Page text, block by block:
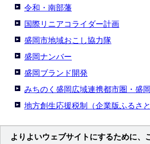
令和・南部藩
国際リニアコライダー計画
盛岡市地域おこし協力隊
盛岡ナンバー
盛岡ブランド開発
みちのく盛岡広域連携都市圏・盛
地方創生応援税制（企業版ふるさ
よりよいウェブサイトにするために